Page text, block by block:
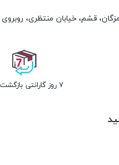
قشم، خیابان منتظری،
۷ روز گارانتی بازگشت وجه